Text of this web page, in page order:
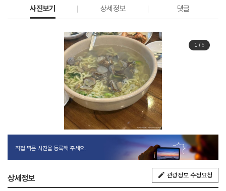
사진보기 상세정보 댓글
1/ 5
직접 찍은 사진을 등록해 주세요.
상세정보 관광정보 수정요청